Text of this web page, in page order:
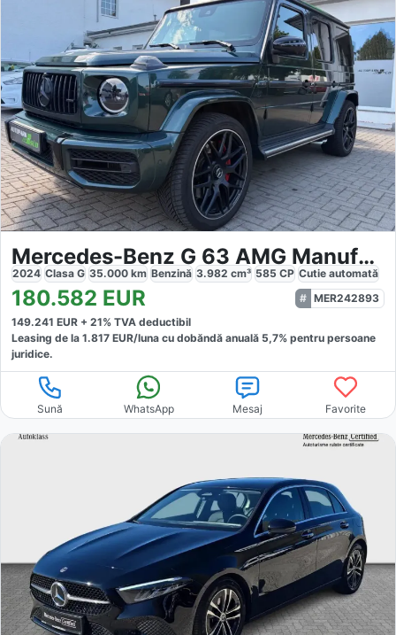
Mercedes-Benz G 63 AMG Manufaktur
2024 Clasa G 35.000 km Benzină 3.982 cm³ 585 CP Cutie automată
180.582 EUR
MER242893
149.241 EUR + 21% TVA deductibil
Leasing de la 1.817 EUR/luna cu dobăndă anuală 5,7% pentru persoane
juridice.
Sună WhatsApp Mesaj Favorite